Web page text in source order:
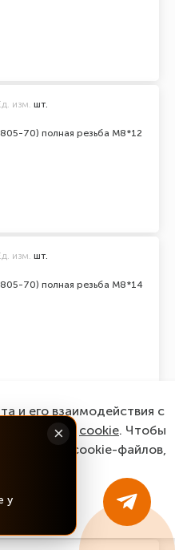
70) полная резьба М8*12
изм. шт.
70) полная резьба М8*14
изм. шт.
70) полная резьба М8*16
изм. шт.
у
×
и его взаимодействия с
файлы cookie. Чтобы
cookie-файлов,